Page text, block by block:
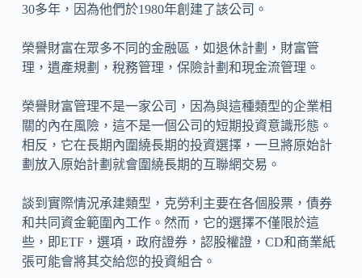
30多年，因為他們於1980年創建了該公司。
榮譽財富在眾多不同的金融區，如退休計劃，財富管
理，遺產規劃，稅務管理，保險計劃和現金流管理。
榮譽財富管理不是一家公司，因為與這種類型的企業相
關的內在風險，這不是一個公司的短期投資意識形態。
相反，它在長期內圍繞長期的投資選擇，一旦將原始計
劃放入原始計劃就會圍繞長期的互聯網交易。
談到實際情況承建類型，克勞利主要在各個股票，債券
和共同資金範圍內工作。然而，它的選擇不僅限於這
些，即ETF，選項，政府證券，認股權證，CD和商業紙
張可能會將其交給您的投資組合。